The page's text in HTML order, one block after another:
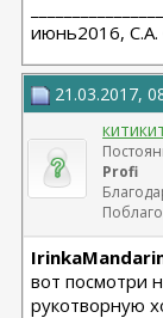
июнь2016,
21.03.2017,
Profi
вот посмотри
рукотворную